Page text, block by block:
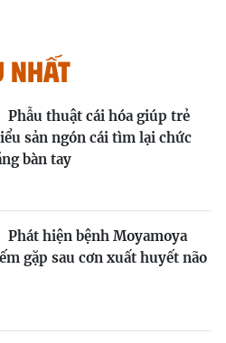
nhất
Phẫu thuật cái hóa giúp trẻ
sản ngón cái tìm lại chức
bàn tay
Phát hiện bệnh Moyamoya
gặp sau cơn xuất huyết não